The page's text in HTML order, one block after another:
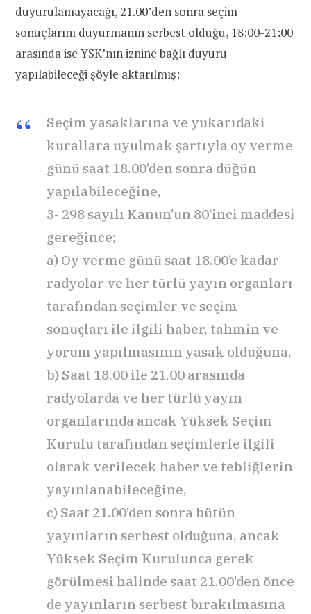
duyurulamayacağı, 21.00’den sonra seçim
sonuçlarını duyurmanın serbest olduğu, 18:00-21:00
arasında ise YSK’nın iznine bağlı duyuru
yapılabileceği şöyle aktarılmış:
Seçim yasaklarına ve yukarıdaki
kurallara uyulmak şartıyla oy verme
günü saat 18.00’den sonra düğün
yapılabileceğine,
3- 298 sayılı Kanun’un 80’inci maddesi
gereğince;
a) Oy verme günü saat 18.00’e kadar
radyolar ve her türlü yayın organları
tarafından seçimler ve seçim
sonuçları ile ilgili haber, tahmin ve
yorum yapılmasının yasak olduğuna,
b) Saat 18.00 ile 21.00 arasında
radyolarda ve her türlü yayın
organlarında ancak Yüksek Seçim
Kurulu tarafından seçimlerle ilgili
olarak verilecek haber ve tebliğlerin
yayınlanabileceğine,
c) Saat 21.00’den sonra bütün
yayınların serbest olduğuna, ancak
Yüksek Seçim Kurulunca gerek
görülmesi halinde saat 21.00’den önce
de yayınların serbest bırakılmasına